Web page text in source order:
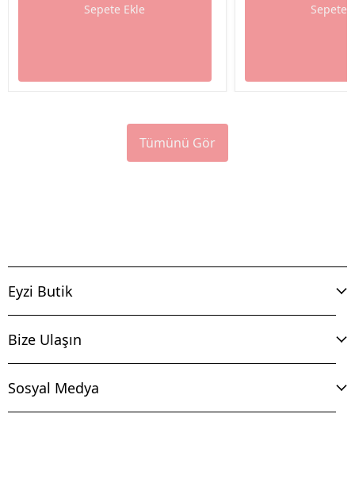
Sepete Ekle Sepete
Tümünü Gör
Eyzi Butik
Bize Ulaşın
Sosyal Medya